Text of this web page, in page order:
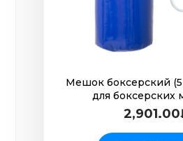
Мешок боксерский
для боксерских
2,901.00